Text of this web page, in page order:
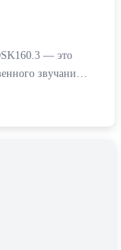
— это
звучани…